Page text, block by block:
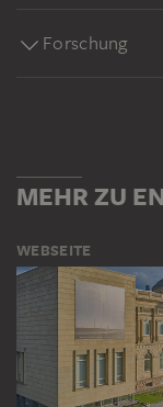
Forschung
MEHR ZU
WEBSEITE